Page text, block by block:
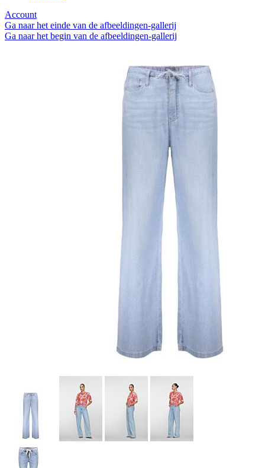
Account
Ga naar het einde van de afbeeldingen-gallerij
Ga naar het begin van de afbeeldingen-gallerij